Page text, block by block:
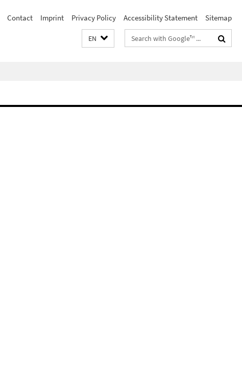
Contact Imprint Privacy Policy Accessibility Statement Sitemap
EN
Search
terms